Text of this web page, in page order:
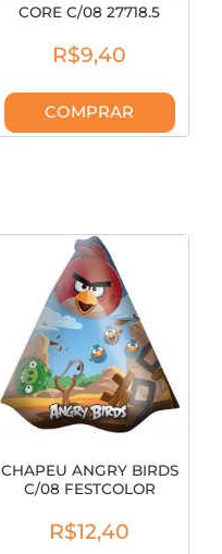
CORE C/08 27718.5
R$9,40
COMPRAR
CHAPEU ANGRY BIRDS
C/08 FESTCOLOR
R$12,40